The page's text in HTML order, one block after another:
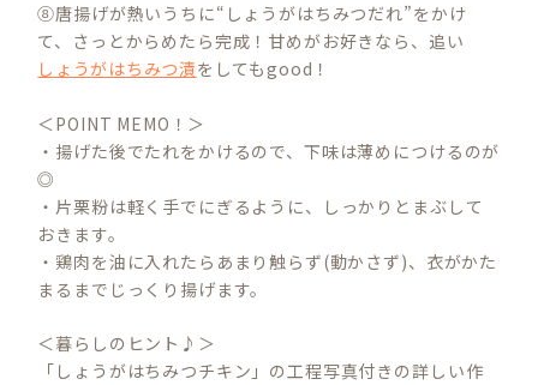
⑧唐揚げが熱いうちに“しょうがはちみつだれ”をかけ
て、さっとからめたら完成！甘めがお好きなら、追い
しょうがはちみつ漬をしてもgood！
＜POINT MEMO！＞
・揚げた後でたれをかけるので、下味は薄めにつけるのが
◎
・片栗粉は軽く手でにぎるように、しっかりとまぶして
おきます。
・鶏肉を油に入れたらあまり触らず(動かさず)、衣がかた
まるまでじっくり揚げます。
＜暮らしのヒント♪＞
「しょうがはちみつチキン」の工程写真付きの詳しい作